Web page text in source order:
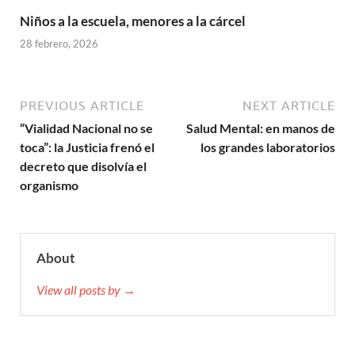
Niños a la escuela, menores a la cárcel
28 febrero, 2026
PREVIOUS ARTICLE
“Vialidad Nacional no se
toca”: la Justicia frenó el
decreto que disolvía el
organismo
NEXT ARTICLE
Salud Mental: en manos de
los grandes laboratorios
About
View all posts by →